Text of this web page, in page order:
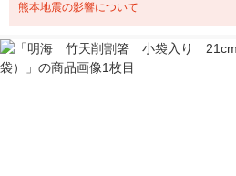
熊本地震の影響について